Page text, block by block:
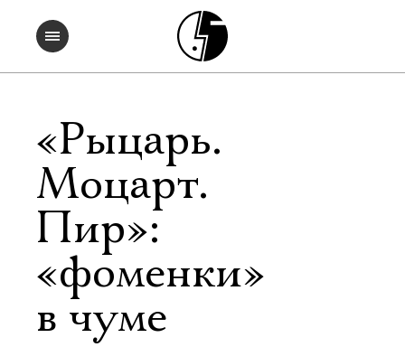
«Рыцарь.
Моцарт.
Пир»:
«фоменки»
в чуме